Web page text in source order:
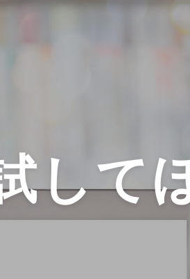
して
読む